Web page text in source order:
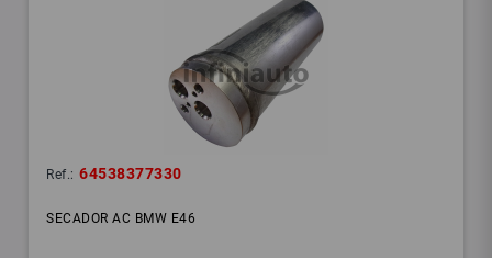
Ref.: 64538377330
SECADOR AC BMW E46